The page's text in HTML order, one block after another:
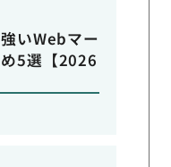
いWebマー
5選【2026